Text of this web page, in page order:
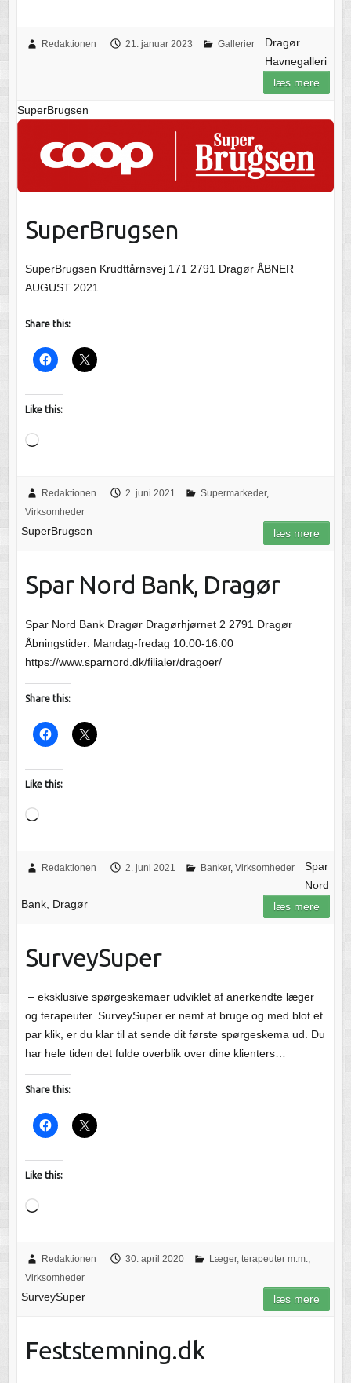
Redaktionen 21. januar 2023 Gallerier
Dragør
Havnegalleri
læs mere
SuperBrugsen
SuperBrugsen
SuperBrugsen Krudttårnsvej 171 2791 Dragør ÅBNER
AUGUST 2021
Share this:
Like this:
Loading…
Redaktionen 2. juni 2021 Supermarkeder,
Virksomheder
SuperBrugsen læs mere
Spar Nord Bank, Dragør
Spar Nord Bank Dragør Dragørhjørnet 2 2791 Dragør
Åbningstider: Mandag-fredag 10:00-16:00
https://www.sparnord.dk/filialer/dragoer/
Share this:
Like this:
Loading…
Redaktionen 2. juni 2021 Banker, Virksomheder
Spar
Nord
Bank, Dragør
læs mere
SurveySuper
– eksklusive spørgeskemaer udviklet af anerkendte læger
og terapeuter. SurveySuper er nemt at bruge og med blot et
par klik, er du klar til at sende dit første spørgeskema ud. Du
har hele tiden det fulde overblik over dine klienters…
Share this:
Like this:
Loading…
Redaktionen 30. april 2020 Læger, terapeuter m.m.
Virksomheder
SurveySuper læs mere
Feststemning.dk